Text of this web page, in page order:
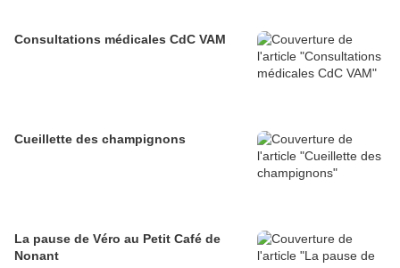
Consultations médicales CdC VAM
Cueillette des champignons
La pause de Véro au Petit Café de
Nonant